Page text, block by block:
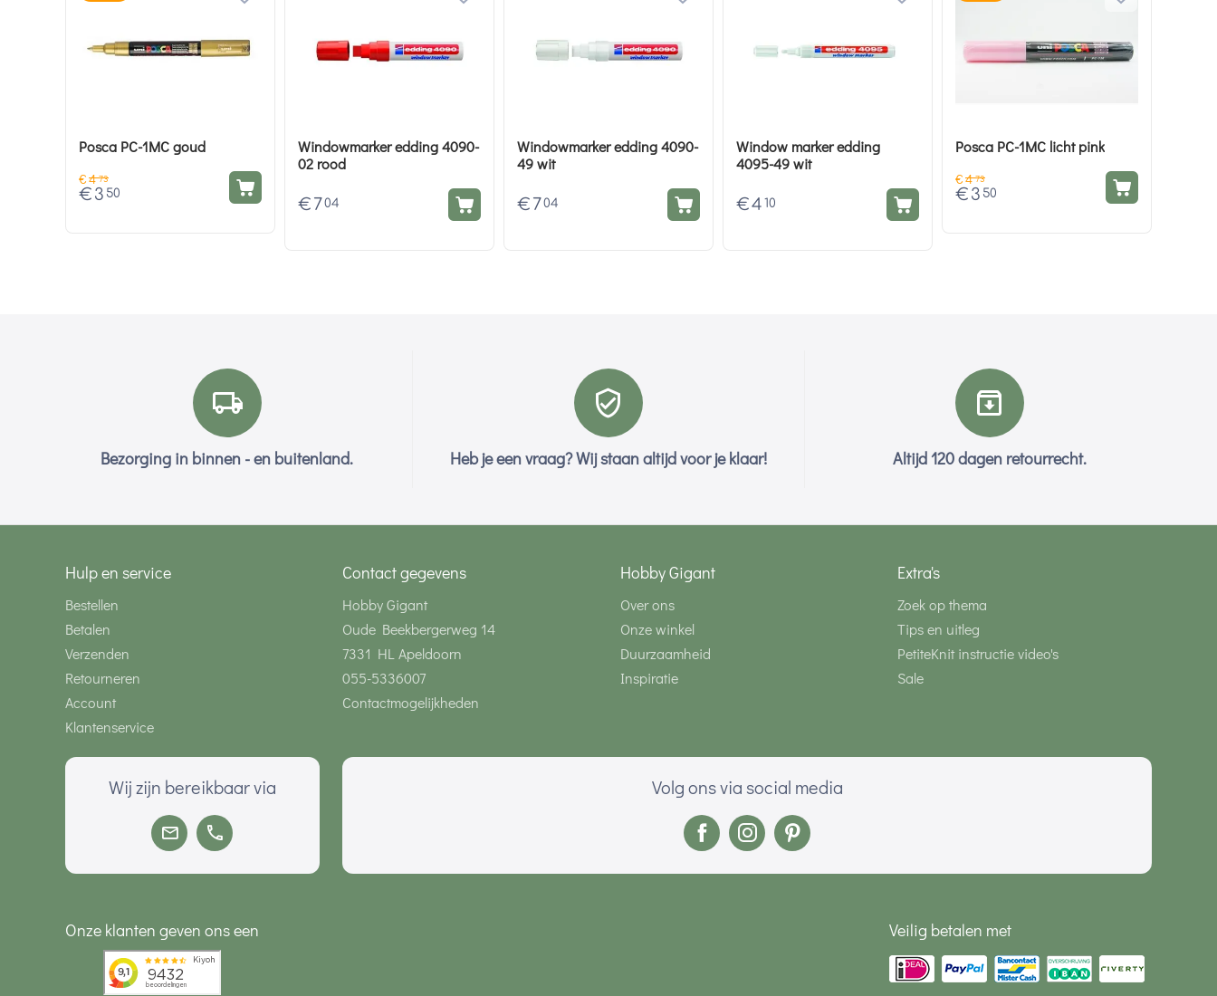
Posca PC-1MC goud
€4 73
€ 3 50
Windowmarker edding 4090-
02 rood
€ 7 04
Windowmarker edding 4090-
49 wit
€ 7 04
Window marker edding
4095-49 wit
€4 10
Posca PC-1MC licht pink
€4 73
€ 3 50
Bezorging in binnen - en buitenland. Heb je een vraag? Wij staan altijd voor je klaar! Altijd 120 dagen retourrecht.
Hulp en service
Bestellen
Betalen
Verzenden
Retourneren
Account
Klantenservice
Contact gegevens
Hobby Gigant
Oude Beekbergerweg 14
7331 HL Apeldoorn
055-5336007
Contactmogelijkheden
Hobby Gigant
Over ons
Onze winkel
Duurzaamheid
Inspiratie
Extra's
Zoek op thema
Tips en uitleg
PetiteKnit instructie video's
Sale
Wij zijn bereikbaar via Volg ons via social media
Onze klanten geven ons een Veilig betalen met